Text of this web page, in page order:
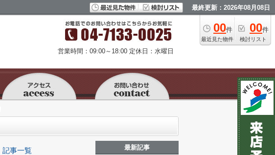
最終更新：2026年08月08日
00件
最近見た物件
00件
検討リスト
営業時間：09:00～18:00 定休日：水曜日
記事一覧
最新記事